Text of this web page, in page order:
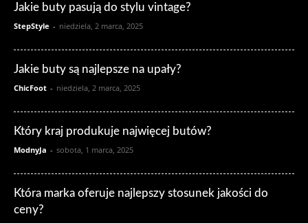
Jakie buty pasują do stylu vintage?
StepStyle - niedziela, 2 marca, 2025
Jakie buty są najlepsze na upały?
ChicFoot - niedziela, 2 marca, 2025
Który kraj produkuje najwięcej butów?
ModnyJa - sobota, 1 marca, 2025
Która marka oferuje najlepszy stosunek jakości do
ceny?